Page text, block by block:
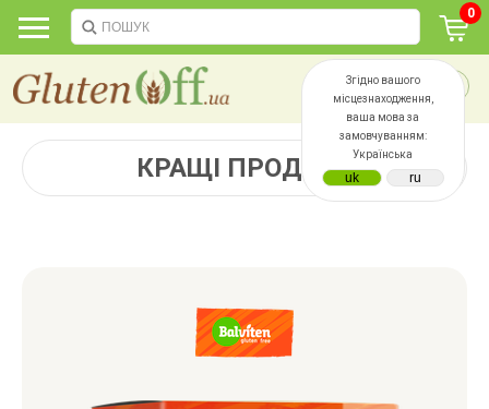
Згідно вашого
місцезнаходження,
ваша мова за
замовчуванням:
Українська
0
КРАЩІ ПРОДАЖІ